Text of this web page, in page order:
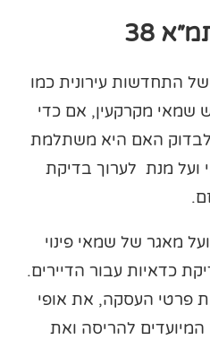
38
התחדשות עירונית כמו
שמאי מקרקעין, אם כדי
האם היא משתלמת
ועל מנת לערוך בדיקת
מאגר של שמאי פינוי
כדאיות עבור הדיירים.
פרטי העסקה, את אופי
המיועדים להריסה ואת